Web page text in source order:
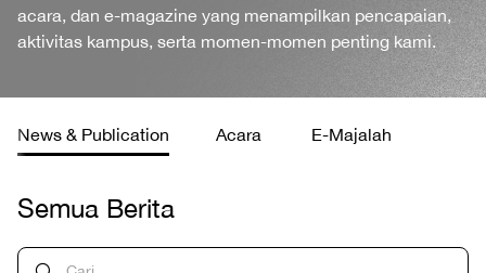
acara, dan e-magazine yang menampilkan pencapaian,
aktivitas kampus, serta momen-momen penting kami.
News & Publication Acara E-Majalah
Semua Berita